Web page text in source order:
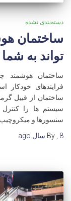
دسته‌بندی نشده
ساختمان
تواند به
ساختمان هوشمند
فرایندهای خودکار
ساختمان از قبیل
سیستم ها را کنترل
سنسورها و میکروچیپ
By
8 سال